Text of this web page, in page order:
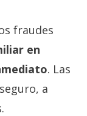
fraudes
en
. Las
a